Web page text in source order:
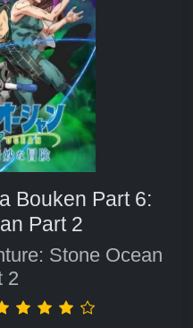
Bouken Part 6:
Part 2
Stone Ocean
2